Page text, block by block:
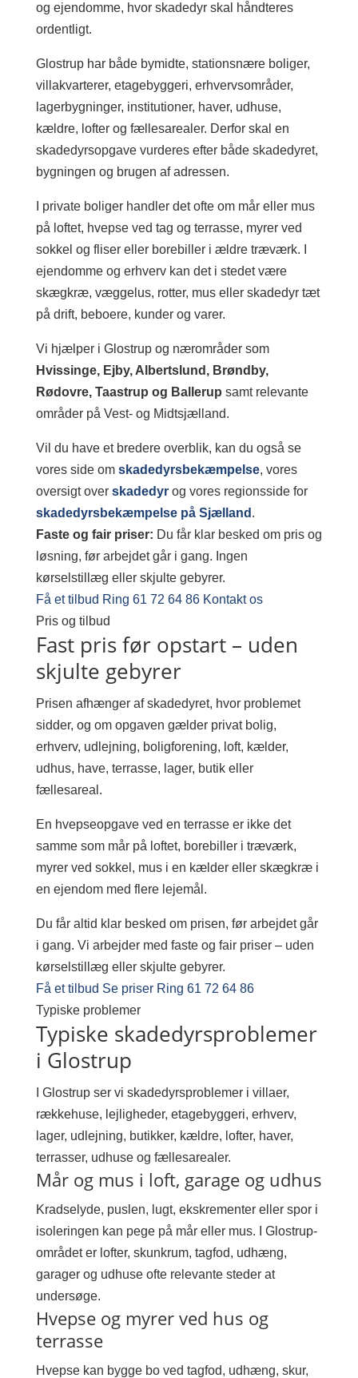
og ejendomme, hvor skadedyr skal håndteres
ordentligt.
Glostrup har både bymidte, stationsnære boliger,
villakvarterer, etagebyggeri, erhvervsområder,
lagerbygninger, institutioner, haver, udhuse,
kældre, lofter og fællesarealer. Derfor skal en
skadedyrsopgave vurderes efter både skadedyret,
bygningen og brugen af adressen.
I private boliger handler det ofte om mår eller mus
på loftet, hvepse ved tag og terrasse, myrer ved
sokkel og fliser eller borebiller i ældre træværk. I
ejendomme og erhverv kan det i stedet være
skægkræ, væggelus, rotter, mus eller skadedyr tæt
på drift, beboere, kunder og varer.
Vi hjælper i Glostrup og nærområder som
Hvissinge, Ejby, Albertslund, Brøndby,
Rødovre, Taastrup og Ballerup samt relevante
områder på Vest- og Midtsjælland.
Vil du have et bredere overblik, kan du også se
vores side om skadedyrsbekæmpelse, vores
oversigt over skadedyrog vores regionsside for
skadedyrsbekæmpelse på Sjælland .
Faste og fair priser: Du får klar besked om pris og
løsning, før arbejdet går i gang. Ingen
kørselstillæg eller skjulte gebyrer.
Få et tilbud Ring 61 72 64 86 Kontakt os
Pris og tilbud
Fast pris før opstart – uden
skjulte gebyrer
Prisen afhænger af skadedyret, hvor problemet
sidder, og om opgaven gælder privat bolig,
erhverv, udlejning, boligforening, loft, kælder,
udhus, have, terrasse, lager, butik eller
fællesareal.
En hvepseopgave ved en terrasse er ikke det
samme som mår på loftet, borebiller i træværk,
myrer ved sokkel, mus i en kælder eller skægkræ i
en ejendom med flere lejemål.
Du får altid klar besked om prisen, før arbejdet går
i gang. Vi arbejder med faste og fair priser – uden
kørselstillæg eller skjulte gebyrer.
Få et tilbud Se priser Ring 61 72 64 86
Typiske problemer
Typiske skadedyrsproblemer
i Glostrup
I Glostrup ser vi skadedyrsproblemer i villaer,
rækkehuse, lejligheder, etagebyggeri, erhverv,
lager, udlejning, butikker, kældre, lofter, haver,
terrasser, udhuse og fællesarealer.
Mår og mus i loft, garage og udhus
Kradselyde, puslen, lugt, ekskrementer eller spor i
isoleringen kan pege på mår eller mus. I Glostrup-
området er lofter, skunkrum, tagfod, udhæng,
garager og udhuse ofte relevante steder at
undersøge.
Hvepse og myrer ved hus og
terrasse
Hvepse kan bygge bo ved tagfod, udhæng, skur,